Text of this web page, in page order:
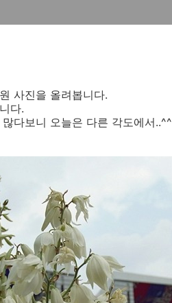
사진을 올려봅니다.
다.
다보니 오늘은 다른 각도에서..^^